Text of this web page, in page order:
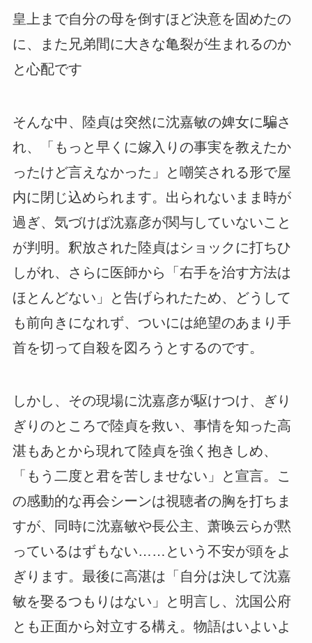
皇上まで自分の母を倒すほど決意を固めたの
に、また兄弟間に大きな亀裂が生まれるのか
と心配です
そんな中、陸貞は突然に沈嘉敏の婢女に騙さ
れ、「もっと早くに嫁入りの事実を教えたか
ったけど言えなかった」と嘲笑される形で屋
内に閉じ込められます。出られないまま時が
過ぎ、気づけば沈嘉彦が関与していないこと
が判明。釈放された陸貞はショックに打ちひ
しがれ、さらに医師から「右手を治す方法は
ほとんどない」と告げられたため、どうして
も前向きになれず、ついには絶望のあまり手
首を切って自殺を図ろうとするのです。
しかし、その現場に沈嘉彦が駆けつけ、ぎり
ぎりのところで陸貞を救い、事情を知った高
湛もあとから現れて陸貞を強く抱きしめ、
「もう二度と君を苦しませない」と宣言。こ
の感動的な再会シーンは視聴者の胸を打ちま
すが、同時に沈嘉敏や長公主、萧唤云らが黙
っているはずもない……という不安が頭をよ
ぎります。最後に高湛は「自分は決して沈嘉
敏を娶るつもりはない」と明言し、沈国公府
とも正面から対立する構え。物語はいよいよ